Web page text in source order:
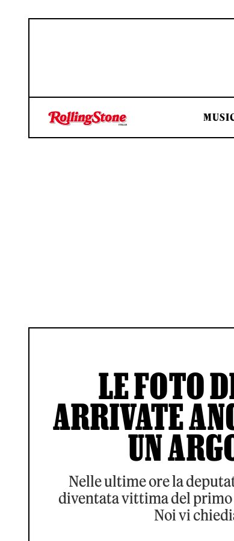
LE FOTO
ARRIVATE
UN
Nelle ultime ore la
diventata vittima del primo
Noi vi